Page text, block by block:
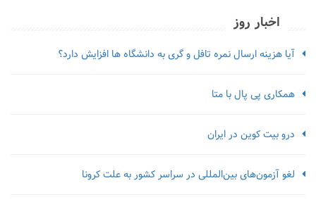
اخبار روز
آیا هزینه ارسال نمره تافل و گری به دانشگاه ها افزایش دارد؟
همکاری پی پال با متا
درو بیت کوین در ایران
لغو آزمون‌‌های بین‌المللی در سراسر کشور به علت کرونا